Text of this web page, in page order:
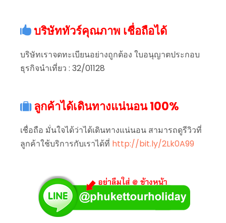
บริษัททัวร์คุณภาพ เชื่อถือได้
บริษัทเราจดทะเบียนอย่างถูกต้อง ใบอนุญาตประกอบ
ธุรกิจนำเที่ยว : 32/01128
ลูกค้าได้เดินทางแน่นอน 100%
เชื่อถือ มั่นใจได้ว่าได้เดินทางแน่นอน สามารถดูรีวิวที่
ลูกค้าใช้บริการกับเราได้ที่ http://bit.ly/2Lk0A99